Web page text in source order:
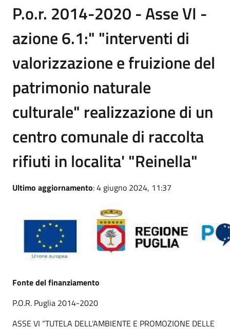
P.o.r. 2014-2020 - Asse VI -
azione 6.1:" "interventi di
valorizzazione e fruizione del
patrimonio naturale
culturale" realizzazione di un
centro comunale di raccolta
rifiuti in localita' "Reinella"
Ultimo aggiornamento: 4 giugno 2024, 11:37
Fonte del finanziamento
P.O.R. Puglia 2014-2020
ASSE VI “TUTELA DELL’AMBIENTE E PROMOZIONE DELLE